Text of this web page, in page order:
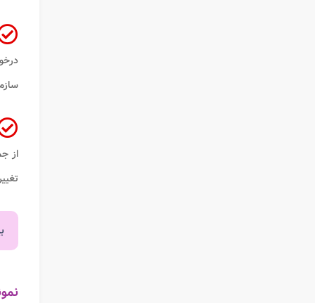
از